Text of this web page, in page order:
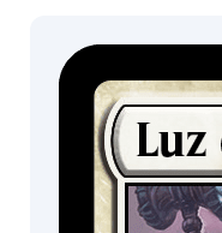
NUEVAS
COLECCIONISTA